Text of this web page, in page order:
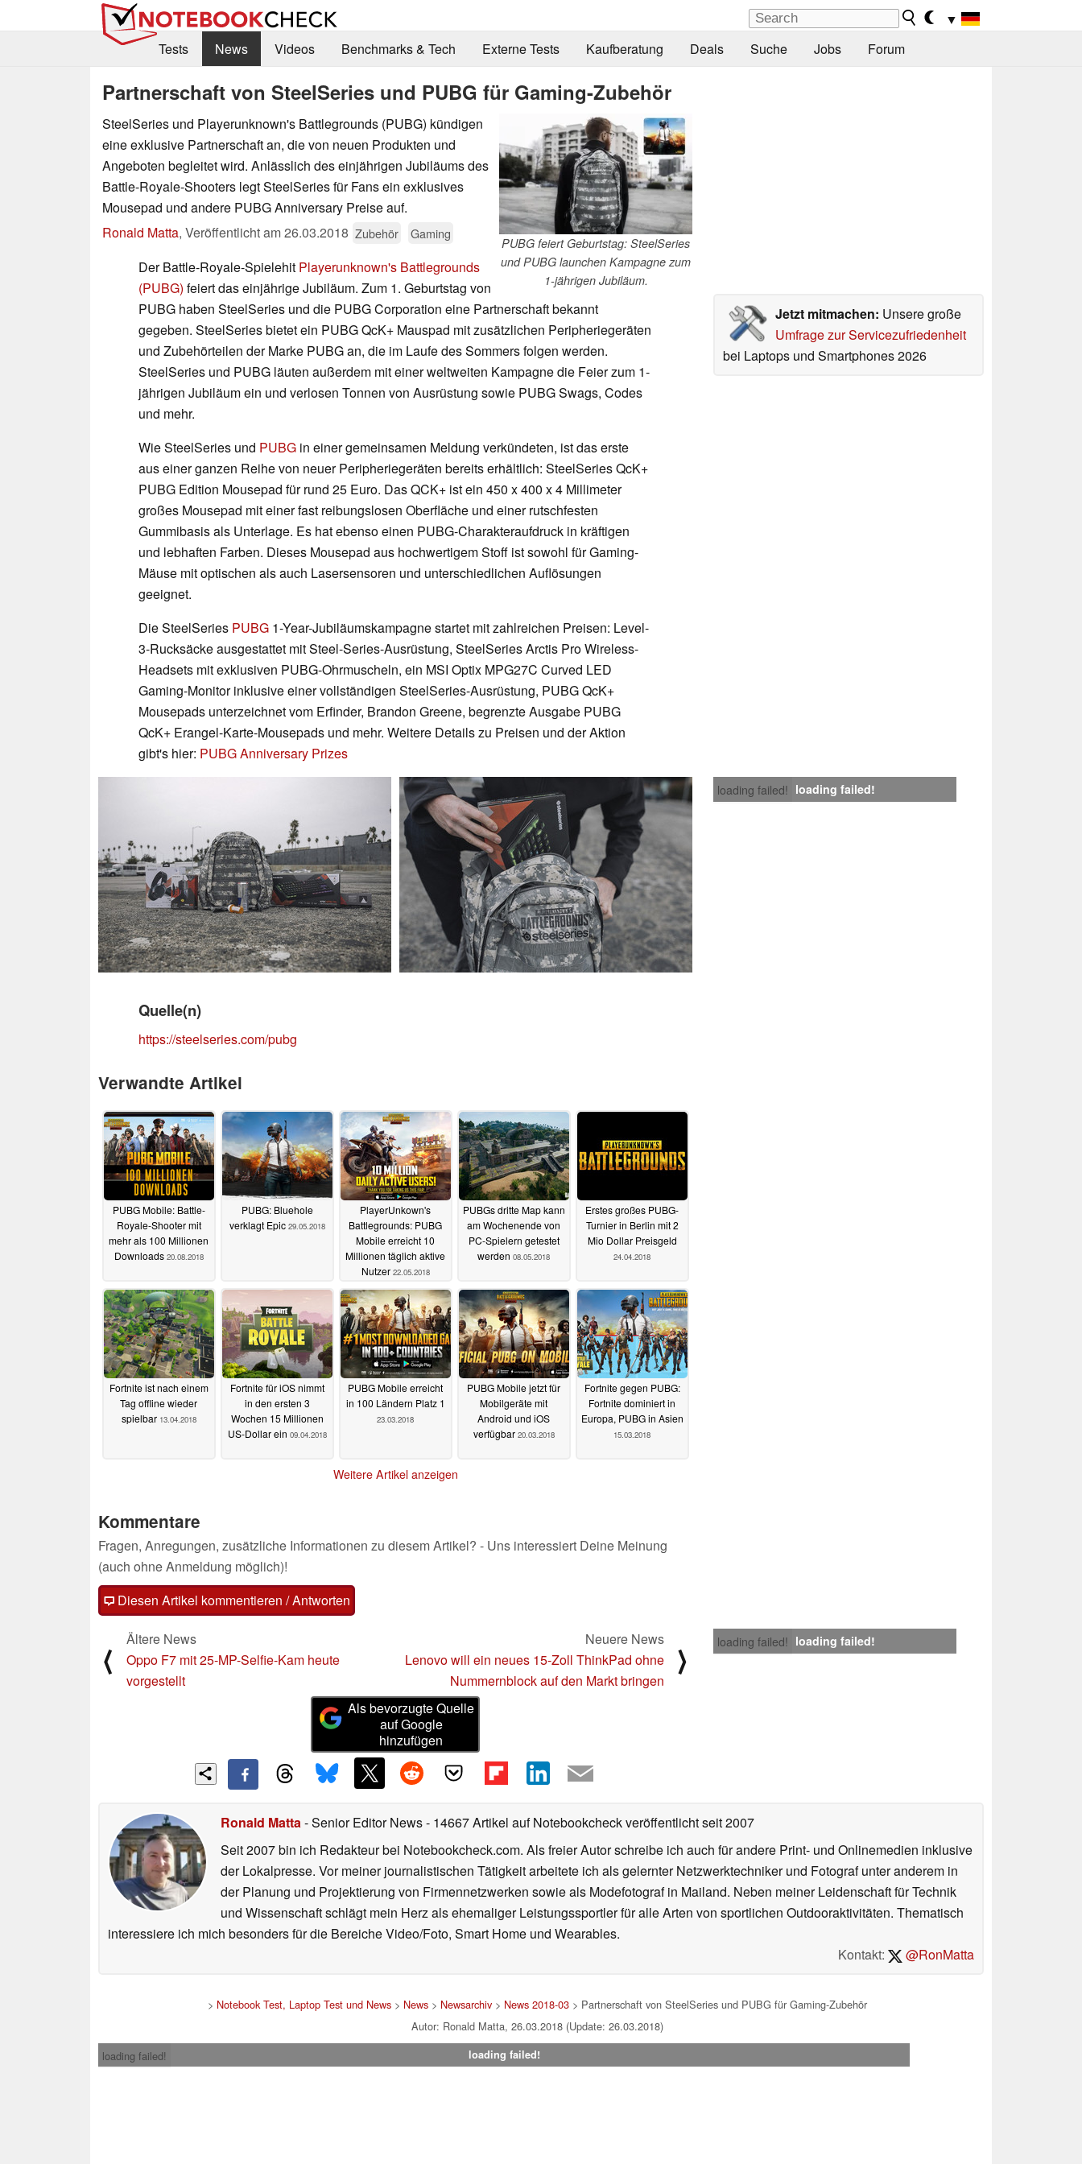
▼
Tests
News Videos Benchmarks & Tech Externe Tests Kaufberatung Deals Suche Jobs Forum
Partnerschaft von SteelSeries und PUBG für Gaming-Zubehör
PUBG feiert Geburtstag: SteelSeries
und PUBG launchen Kampagne zum
1-jährigen Jubiläum.
SteelSeries und Playerunknown's Battlegrounds (PUBG) kündigen
eine exklusive Partnerschaft an, die von neuen Produkten und
Angeboten begleitet wird. Anlässlich des einjährigen Jubiläums des
Battle-Royale-Shooters legt SteelSeries für Fans ein exklusives
Mousepad und andere PUBG Anniversary Preise auf.
Ronald Matta, Veröffentlicht am26.03.2018 Zubehör Gaming
Jetzt mitmachen: Unsere große
Umfrage zur Servicezufriedenheit
bei Laptops und Smartphones 2026
Der Battle-Royale-Spielehit Playerunknown's Battlegrounds
(PUBG) feiert das einjährige Jubiläum. Zum 1. Geburtstag von
PUBG haben SteelSeries und die PUBG Corporation eine Partnerschaft bekannt
gegeben. SteelSeries bietet ein PUBG QcK+ Mauspad mit zusätzlichen Peripheriegeräten
und Zubehörteilen der Marke PUBG an, die im Laufe des Sommers folgen werden.
SteelSeries und PUBG läuten außerdem mit einer weltweiten Kampagne die Feier zum 1-
jährigen Jubiläum ein und verlosen Tonnen von Ausrüstung sowie PUBG Swags, Codes
und mehr.
Wie SteelSeries und PUBG in einer gemeinsamen Meldung verkündeten, ist das erste
aus einer ganzen Reihe von neuer Peripheriegeräten bereits erhältlich: SteelSeries QcK+
PUBG Edition Mousepad für rund 25 Euro. Das QCK+ ist ein 450 x 400 x 4 Millimeter
großes Mousepad mit einer fast reibungslosen Oberfläche und einer rutschfesten
Gummibasis als Unterlage. Es hat ebenso einen PUBG-Charakteraufdruck in kräftigen
und lebhaften Farben. Dieses Mousepad aus hochwertigem Stoff ist sowohl für Gaming-
Mäuse mit optischen als auch Lasersensoren und unterschiedlichen Auflösungen
geeignet.
Die SteelSeries PUBG 1-Year-Jubiläumskampagne startet mit zahlreichen Preisen: Level-
3-Rucksäcke ausgestattet mit Steel-Series-Ausrüstung, SteelSeries Arctis Pro Wireless-
Headsets mit exklusiven PUBG-Ohrmuscheln, ein MSI Optix MPG27C Curved LED
Gaming-Monitor inklusive einer vollständigen SteelSeries-Ausrüstung, PUBG QcK+
Mousepads unterzeichnet vom Erfinder, Brandon Greene, begrenzte Ausgabe PUBG
QcK+ Erangel-Karte-Mousepads und mehr. Weitere Details zu Preisen und der Aktion
gibt's hier: PUBG Anniversary Prizes
loading failed! loading failed!
Quelle(n)
https://steelseries.com/pubg
Verwandte Artikel
PUBG Mobile: Battle-
Royale-Shooter mit
mehr als 100 Millionen
Downloads 20.08.2018
PUBG: Bluehole
verklagt Epic 29.05.2018
PlayerUnkown's
Battlegrounds: PUBG
Mobile erreicht 10
Millionen täglich aktive
Nutzer 22.05.2018
PUBGs dritte Map kann
am Wochenende von
PC-Spielern getestet
werden 08.05.2018
Erstes großes PUBG-
Turnier in Berlin mit 2
Mio Dollar Preisgeld
24.04.2018
Fortnite ist nach einem
Tag offline wieder
spielbar 13.04.2018
Fortnite für iOS nimmt
in den ersten 3
Wochen 15 Millionen
US-Dollar ein 09.04.2018
PUBG Mobile erreicht
in 100 Ländern Platz 1
23.03.2018
PUBG Mobile jetzt für
Mobilgeräte mit
Android und iOS
verfügbar 20.03.2018
Fortnite gegen PUBG:
Fortnite dominiert in
Europa, PUBG in Asien
15.03.2018
Weitere Artikel anzeigen
Kommentare
Fragen, Anregungen, zusätzliche Informationen zu diesem Artikel? - Uns interessiert Deine Meinung
(auch ohne Anmeldung möglich)!
Diesen Artikel kommentieren / Antworten
loading failed! loading failed!
⟨
Ältere News
Oppo F7 mit 25-MP-Selfie-Kam heute
vorgestellt
Neuere News
Lenovo will ein neues 15-Zoll ThinkPad ohne
Nummernblock auf den Markt bringen
⟩
Als bevorzugte Quelle
auf Google
hinzufügen
Ronald Matta- Senior Editor News- 14667 Artikel auf Notebookcheck veröffentlichtseit 2007
Seit 2007 bin ich Redakteur bei Notebookcheck.com. Als freier Autor schreibe ich auch für andere Print- und Onlinemedien inklusive
der Lokalpresse. Vor meiner journalistischen Tätigkeit arbeitete ich als gelernter Netzwerktechniker und Fotograf unter anderem in
der Planung und Projektierung von Firmennetzwerken sowie als Modefotograf in Mailand. Neben meiner Leidenschaft für Technik
und Wissenschaft schlägt mein Herz als ehemaliger Leistungssportler für alle Arten von sportlichen Outdooraktivitäten. Thematisch
interessiere ich mich besonders für die Bereiche Video/Foto, Smart Home und Wearables.
Kontakt:
@RonMatta
> Notebook Test, Laptop Test und News> News> Newsarchiv> News 2018-03> Partnerschaft von SteelSeries und PUBG für Gaming-Zubehör
Autor: Ronald Matta, 26.03.2018 (Update: 26.03.2018)
loading failed!
loading failed!